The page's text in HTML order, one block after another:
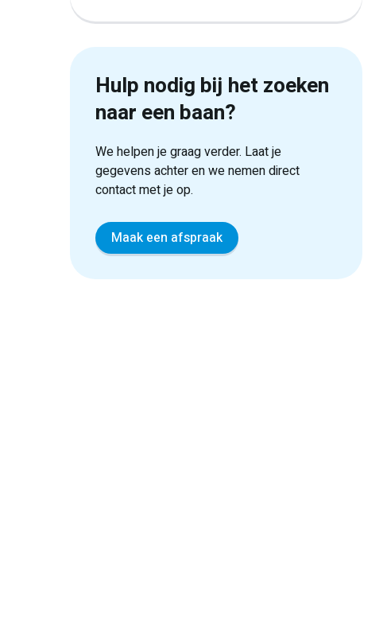
Hulp nodig bij het zoeken
naar een baan?
We helpen je graag verder. Laat je
gegevens achter en we nemen direct
contact met je op.
Maak een afspraak